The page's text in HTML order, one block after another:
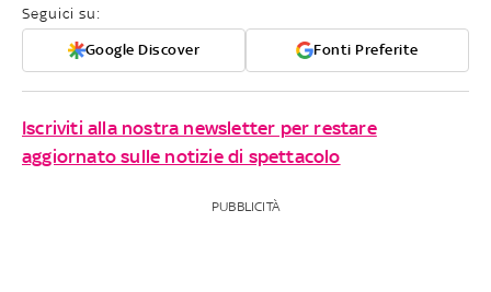
Seguici su:
Google Discover Fonti Preferite
Iscriviti alla nostra newsletter per restare
aggiornato sulle notizie di spettacolo
PUBBLICITÀ